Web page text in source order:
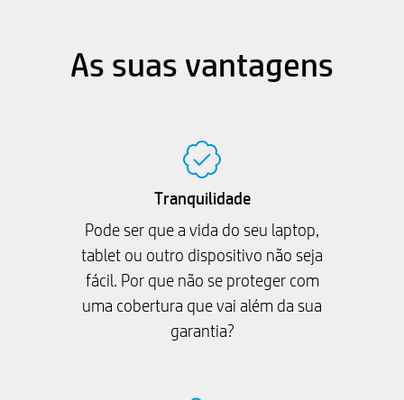
As suas vantagens
Tranquilidade
Pode ser que a vida do seu laptop,
tablet ou outro dispositivo não seja
fácil. Por que não se proteger com
uma cobertura que vai além da sua
garantia?